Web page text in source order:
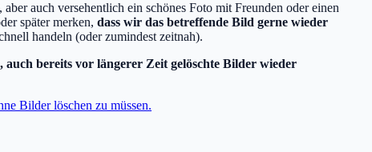
auch versehentlich ein schönes Foto mit Freunden oder einen
später merken, dass wir das betreffende Bild gerne wieder
handeln (oder zumindest zeitnah).
bereits vor längerer Zeit gelöschte Bilder wieder
Bilder löschen zu müssen.